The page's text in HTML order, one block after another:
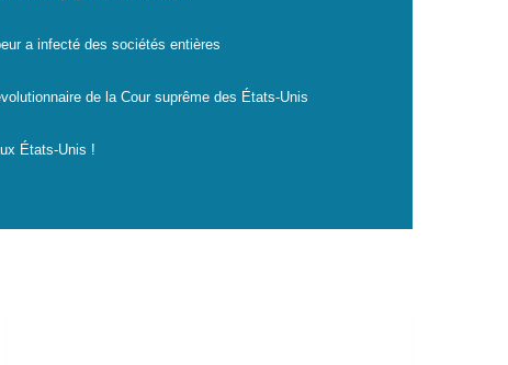
a infecté des sociétés entières
de la Cour suprême des États-Unis
États-Unis !